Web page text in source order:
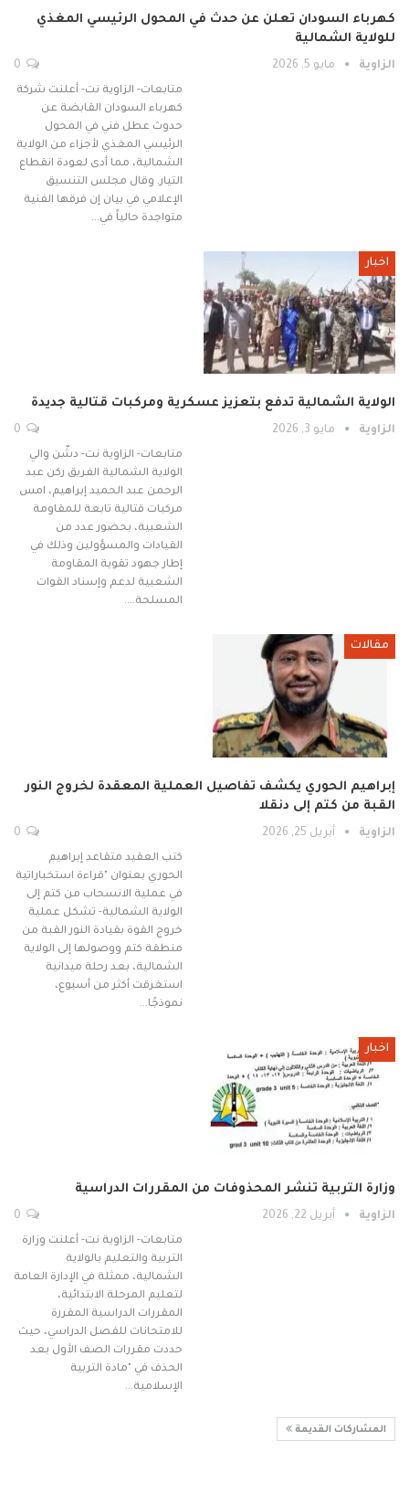
كهرباء السودان تعلن عن حدث في المحول الرئيسي المغذي
للولاية الشمالية
الزاوية مايو 5, 2026
متابعات- الزاوية نت- أعلنت شركة
كهرباء السودان القابضة عن
حدوث عطل فني في المحول
الرئيسي المغذي لأجزاء من الولاية
الشمالية، مما أدى لعودة انقطاع
التيار. وقال مجلس التنسيق
الإعلامي في بيان إن فرقها الفنية
متواجدة حالياً في…
اخبار
الولاية الشمالية تدفع بتعزيز عسكرية ومركبات قتالية جديدة
الزاوية مايو 3, 2026
متابعات- الزاوية نت- دشّن والي
الولاية الشمالية الفريق ركن عبد
الرحمن عبد الحميد إبراهيم، امس
مركبات قتالية تابعة للمقاومة
الشعبية، بحضور عدد من
القيادات والمسؤولين وذلك في
إطار جهود تقوية المقاومة
الشعبية لدعم وإسناد القوات
المسلحة.…
مقالات
إبراهيم الحوري يكشف تفاصيل العملية المعقدة لخروج النور
القبة من كتم إلى دنقلا
الزاوية أبريل 25, 2026
كتب العقيد متقاعد إبراهيم
الحوري بعنوان "قراءة استخباراتية
في عملية الانسحاب من كتم إلى
الولاية الشمالية- تشكل عملية
خروج القوة بقيادة النور القبة من
منطقة كتم ووصولها إلى الولاية
الشمالية، بعد رحلة ميدانية
استغرقت أكثر من أسبوع،
نموذجًا…
اخبار
وزارة التربية تنشر المحذوفات من المقررات الدراسية
الزاوية أبريل 22, 2026
متابعات- الزاوية نت- أعلنت وزارة
التربية والتعليم بالولاية
الشمالية، ممثلة في الإدارة العامة
لتعليم المرحلة الابتدائية،
المقررات الدراسية المقررة
للامتحانات للفصل الدراسي، حيث
حددت مقررات الصف الأول بعد
الحذف في "مادة التربية
الإسلامية…
المشاركات القديمة